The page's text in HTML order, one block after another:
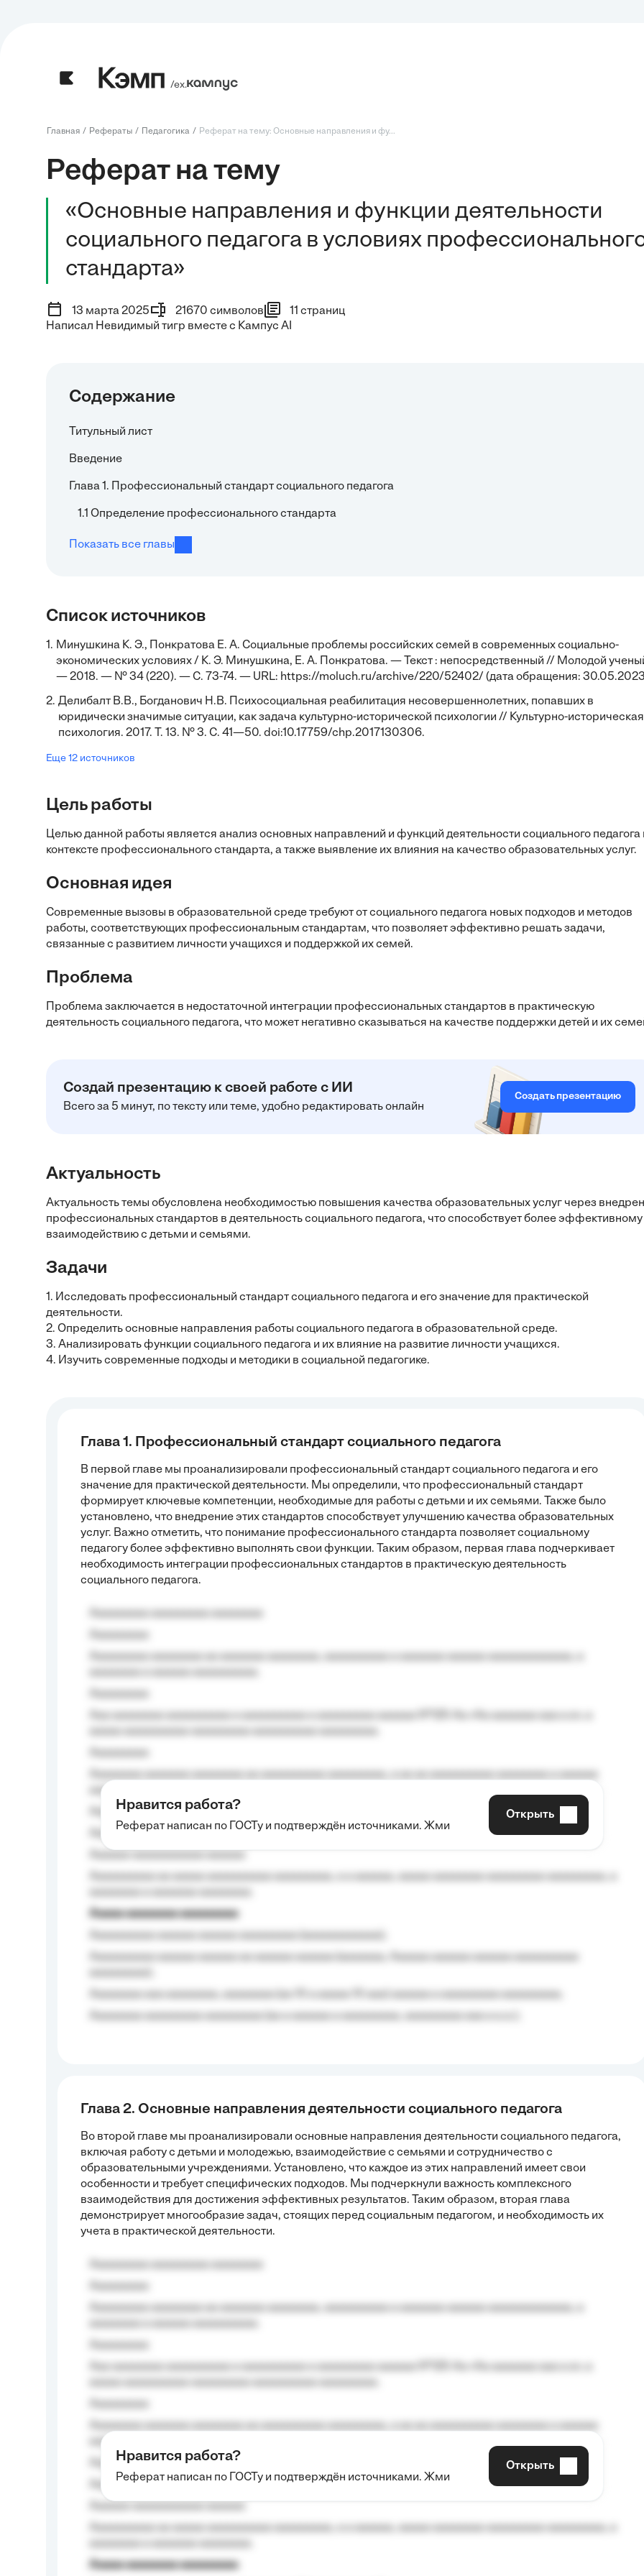
/ех.
Главная Рефераты Педагогика Реферат на тему: Основные направления и фу...
Реферат на тему
«Основные направления и функции деятельности
социального педагога в условиях
стандарта»
13 марта 2025 21670 символов
11 страниц
Написал Невидимый тигр вместе с Кампус AI
Содержание
Титульный лист
Введение
Глава 1. Профессиональный стандарт социального педагога
1.1 Определение профессионального стандарта
Показать все главы
Список источников
1. Минушкина К. Э., Понкратова Е. А. Социальные проблемы российских семей в современных социально-
экономических условиях / К. Э. Минушкина, Е. А. Понкратова. — Текст : непосредственный // Молодой
— 2018. — № 34 (220). — С. 73-74. — URL: https://moluch.ru/archive/220/52402/ (дата обращения:
2. Делибалт В.В., Богданович Н.В. Психосоциальная реабилитация несовершеннолетних, попавших в
юридически значимые ситуации, как задача культурно-исторической психологии // Культурно-историческая
психология. 2017. Т. 13. № 3. С. 41—50. doi:10.17759/chp.2017130306.
Еще 12 источников
Цель работы
Целью данной работы является анализ основных направлений и функций деятельности социального педагога
контексте профессионального стандарта, а также выявление их влияния на качество образовательных услуг.
Основная идея
Современные вызовы в образовательной среде требуют от социального педагога новых подходов и методов
работы, соответствующих профессиональным стандартам, что позволяет эффективно решать задачи,
связанные с развитием личности учащихся и поддержкой их семей.
Проблема
Проблема заключается в недостаточной интеграции профессиональных стандартов в практическую
деятельность социального педагога, что может негативно сказываться на качестве поддержки детей и их
Создай презентацию к своей работе с ИИ
Всего за 5 минут, по тексту или теме, удобно редактировать онлайн
Создать презентацию
Актуальность
Актуальность темы обусловлена необходимостью повышения качества образовательных услуг через
профессиональных стандартов в деятельность социального педагога, что способствует более эффективному
взаимодействию с детьми и семьями.
Задачи
1. Исследовать профессиональный стандарт социального педагога и его значение для практической
деятельности.
2. Определить основные направления работы социального педагога в образовательной среде.
3. Анализировать функции социального педагога и их влияние на развитие личности учащихся.
4. Изучить современные подходы и методики в социальной педагогике.
Глава 1. Профессиональный стандарт социального педагога
В первой главе мы проанализировали профессиональный стандарт социального педагога и его
значение для практической деятельности. Мы определили, что профессиональный стандарт
формирует ключевые компетенции, необходимые для работы с детьми и их семьями. Также было
установлено, что внедрение этих стандартов способствует улучшению качества образовательных
услуг. Важно отметить, что понимание профессионального стандарта позволяет социальному
педагогу более эффективно выполнять свои функции. Таким образом, первая глава подчеркивает
необходимость интеграции профессиональных стандартов в практическую деятельность
социального педагога.
aaaa aaaa.
Aaaaaaaaa
Aaaaaaaaaa aa aaa aaaaaaaaa, a aaa aaaaaaaaaa aaa, a aaaaaaaaaa, aaaaaa aaaaaa a aaaaaa.
Aaaaa aaaaaaaa aaaaaaaaa
Нравится работа?
Реферат написан по ГОСТу и подтверждён источниками. Жми
Открыть
Глава 2. Основные направления деятельности социального педагога
Во второй главе мы проанализировали основные направления деятельности социального педагога,
включая работу с детьми и молодежью, взаимодействие с семьями и сотрудничество с
образовательными учреждениями. Установлено, что каждое из этих направлений имеет свои
особенности и требует специфических подходов. Мы подчеркнули важность комплексного
взаимодействия для достижения эффективных результатов. Таким образом, вторая глава
демонстрирует многообразие задач, стоящих перед социальным педагогом, и необходимость их
учета в практической деятельности.
aaaa aaaa.
Aaaaaaaaa
Aaaaaaaaaa aa aaa aaaaaaaaa, a aaa aaaaaaaaaa aaa, a aaaaaaaaaa, aaaaaa aaaaaa a aaaaaa.
Aaaaa aaaaaaaa aaaaaaaaa
Нравится работа?
Реферат написан по ГОСТу и подтверждён источниками. Жми
Открыть